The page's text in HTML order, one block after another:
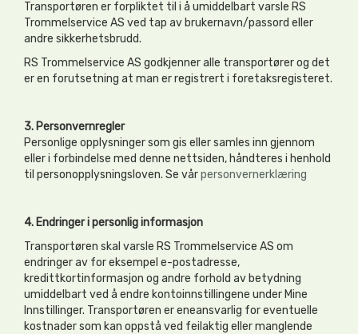
Transportøren er forpliktet til i å umiddelbart varsle RS
Trommelservice AS ved tap av brukernavn/passord eller
andre sikkerhetsbrudd.
RS Trommelservice AS godkjenner alle transportører og det
er en forutsetning at man er registrert i foretaksregisteret.
3. Personvernregler
Personlige opplysninger som gis eller samles inn gjennom
eller i forbindelse med denne nettsiden, håndteres i henhold
til personopplysningsloven. Se vårpersonvernerklæring
4. Endringer i personlig informasjon
Transportøren skal varsle RS Trommelservice AS om
endringer av for eksempel e-postadresse,
kredittkortinformasjon og andre forhold av betydning
umiddelbart ved å endre kontoinnstillingene under Mine
Innstillinger. Transportøren er eneansvarlig for eventuelle
kostnader som kan oppstå ved feilaktig eller manglende